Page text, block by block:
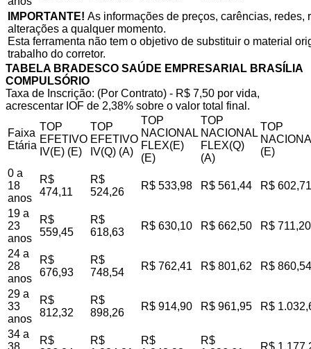
IMPORTANTE! As informações de preços, carências,
alterações a qualquer momento.
Esta ferramenta não tem o objetivo de substituir o material
trabalho do corretor.
TABELA BRADESCO SAÚDE EMPRESARIAL BRASÍLIA
COMPULSÓRIO
Taxa de Inscrição: (Por Contrato) - R$ 7,50 por vida,
acrescentar IOF de 2,38% sobre o valor total final.
Faixa
Etária
TOP
EFETIVO
IV(E) (E)
TOP
EFETIVO
IV(Q) (A)
TOP
NACIONAL
FLEX(E)
(E)
TOP
NACIONAL
FLEX(Q)
(A)
TOP
(E)
0 a
18
anos
R$
474,11
R$
524,26
R$ 533,98 R$ 561,44 R$ 602,71
19 a
23
anos
R$
559,45
R$
618,63
R$ 630,10 R$ 662,50 R$ 711,20
24 a
28
anos
R$
676,93
R$
748,54
R$ 762,41 R$ 801,62 R$ 860,54
29 a
33
anos
R$
812,32
R$
898,26
R$ 914,90 R$ 961,95 R$
34 a
R$
R$
R$
R$